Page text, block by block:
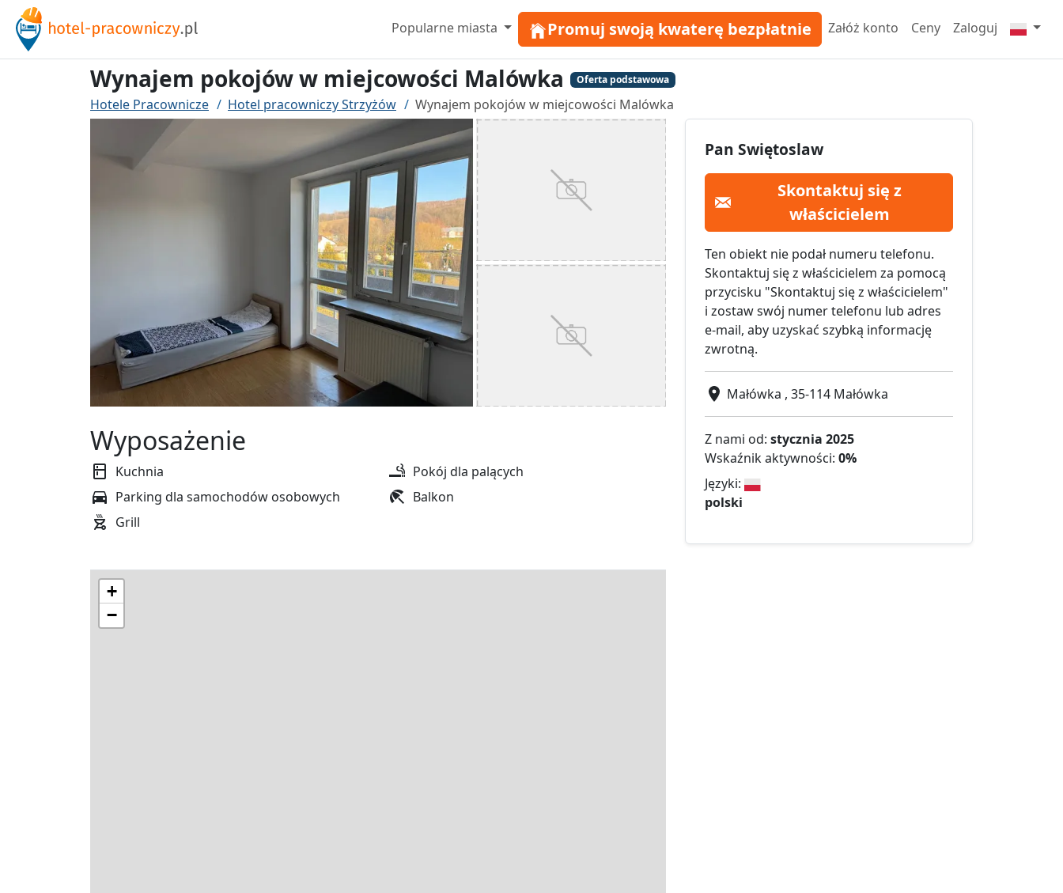
Popularne miasta Promuj swoją kwaterę bezpłatnie Załóż konto Ceny Zaloguj
Wynajem pokojów w miejcowości Malówka Oferta podstawowa
Hotele Pracownicze Hotel pracowniczy Strzyżów Wynajem pokojów w miejcowości Malówka
Pan Swiętoslaw
Skontaktuj się z
właścicielem
Ten obiekt nie podał numeru telefonu.
Skontaktuj się z właścicielem za pomocą
przycisku "Skontaktuj się z właścicielem"
i zostaw swój numer telefonu lub adres
e-mail, aby uzyskać szybką informację
zwrotną.
Małówka , 35-114 Małówka
Z nami od: stycznia 2025
Wskaźnik aktywności: 0%
Języki:
polski
Wyposażenie
Kuchnia
Pokój dla palących
Parking dla samochodów osobowych
Balkon
Grill
+
−